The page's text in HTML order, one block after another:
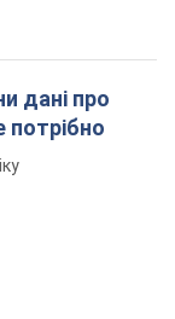
дані про
потрібно